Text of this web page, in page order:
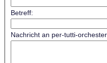
Betreff:
Nachricht an per-tutti-